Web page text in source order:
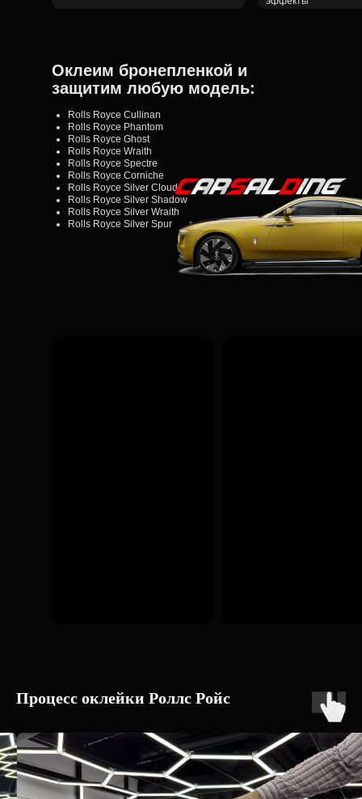
Rolls Royce Cullinan
Rolls Royce Phantom
Rolls Royce Ghost
Rolls Royce Wraith
Rolls Royce Spectre
Rolls Royce Corniche
Rolls Royce Silver Cloud
Rolls Royce Silver Shadow
Rolls Royce Silver Wraith
Rolls Royce Silver Spur
Оклеим бронепленкой и
защитим любую модель:
Процесс оклейки Роллс Ройс